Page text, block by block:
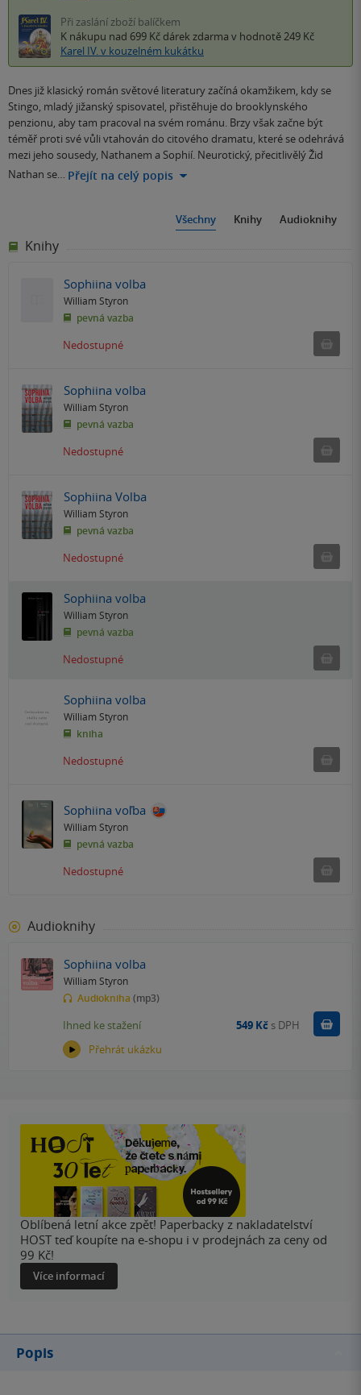
Při zaslání zboží balíčkem
K nákupu nad 699 Kč dárek zdarma v hodnotě 249 Kč
Karel IV. v kouzelném kukátku
Dnes již klasický román světové literatury začíná okamžikem, kdy se
Stingo, mladý jižanský spisovatel, přistěhuje do brooklynského
penzionu, aby tam pracoval na svém románu. Brzy však začne být
téměř proti své vůli vtahován do citového dramatu, které se odehrává
mezi jeho sousedy, Nathanem a Sophií. Neurotický, přecitlivělý Žid
Nathan se… Přejít na celý popis
Všechny Knihy Audioknihy
Knihy
Sophiina volba
William Styron
pevná vazba
Nedostupné
Sophiina volba
William Styron
pevná vazba
Nedostupné
Sophiina Volba
William Styron
pevná vazba
Nedostupné
Sophiina volba
William Styron
pevná vazba
Nedostupné
Sophiina volba
William Styron
kniha
Nedostupné
Sophiina voľba
William Styron
pevná vazba
Nedostupné
Audioknihy
Sophiina volba
William Styron
Audiokniha (mp3)
Přehrát ukázku
Ihned ke stažení 549 Kč s DPH Koupit
Oblíbená letní akce zpět! Paperbacky z nakladatelství
HOST teď koupíte na e-shopu i v prodejnách za ceny od
99 Kč!
Více informací
Popis